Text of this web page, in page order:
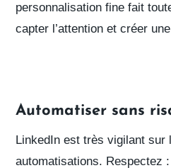
personnalisation fine fait
capter l’attention et créer
Automatiser sans
LinkedIn est très vigilant sur
automatisations. Respectez :